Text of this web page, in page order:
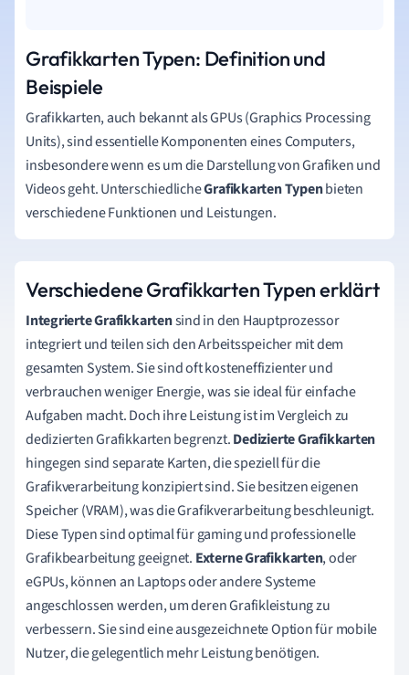
Grafikkarten Typen: Definition und
Beispiele
Grafikkarten, auch bekannt als GPUs (Graphics Processing
Units), sind essentielle Komponenten eines Computers,
insbesondere wenn es um die Darstellung von Grafiken und
Videos geht. UnterschiedlicheGrafikkarten Typenbieten
verschiedene Funktionen und Leistungen.
Verschiedene Grafikkarten Typen erklärt
Integrierte Grafikkartensind in den Hauptprozessor
integriert und teilen sich den Arbeitsspeicher mit dem
gesamten System. Sie sind oft kosteneffizienter und
verbrauchen weniger Energie, was sie ideal für einfache
Aufgaben macht. Doch ihre Leistung ist im Vergleich zu
dedizierten Grafikkarten begrenzt.Dedizierte Grafikkarten
hingegen sind separate Karten, die speziell für die
Grafikverarbeitung konzipiert sind. Sie besitzen eigenen
Speicher (VRAM), was die Grafikverarbeitung beschleunigt.
Diese Typen sind optimal für gaming und professionelle
Grafikbearbeitung geeignet. Externe Grafikkarten, oder
eGPUs, können an Laptops oder andere Systeme
angeschlossen werden, um deren Grafikleistung zu
verbessern. Sie sind eine ausgezeichnete Option für mobile
Nutzer, die gelegentlich mehr Leistung benötigen.